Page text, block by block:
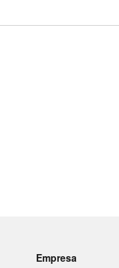
Empresa